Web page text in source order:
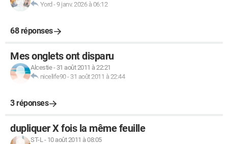
Yord -9 janv. 2026 à 06:12
68 réponses
Mes onglets ont disparu
Alcestie- 31 août 2011 à 22:21
nicelife90- 31 août 2011 à 22:44
3 réponses
dupliquer X fois la même feuille
ST-L- 10 août 2011 à 08:05